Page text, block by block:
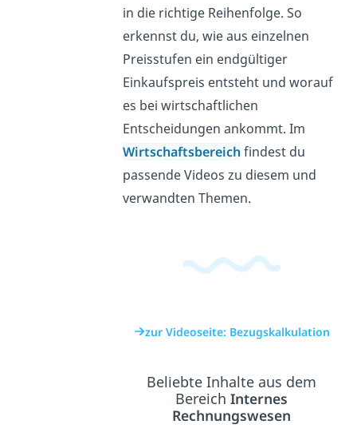
in die richtige Reihenfolge. So
erkennst du, wie aus einzelnen
Preisstufen ein endgültiger
Einkaufspreis entsteht und worauf
es bei wirtschaftlichen
Entscheidungen ankommt. Im
Wirtschaftsbereich findest du
passende Videos zu diesem und
verwandten Themen.
zur Videoseite: Bezugskalkulation
Beliebte Inhalte aus dem
BereichInternes
Rechnungswesen